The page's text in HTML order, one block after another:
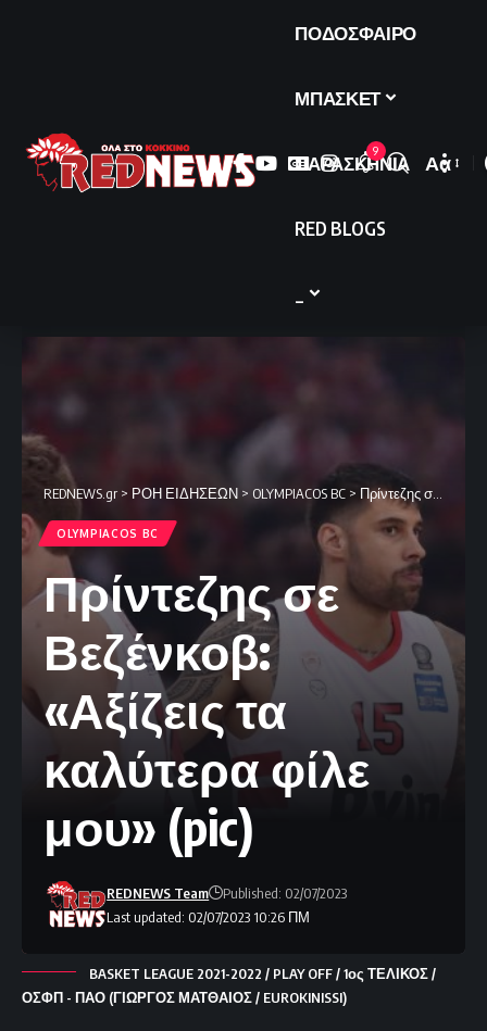
ΠΟΔΟΣΦΑΙΡΟ
ΜΠΑΣΚΕΤ
ΠΑΡΑΣΚΗΝΙΑ
RED BLOGS
9
Font
Αα
REDNEWS.gr > ΡΟΗ ΕΙΔΗΣΕΩΝ > OLYMPIACOS BC > Πρίντεζης σε Βεζένκοβ: «Αξίζεις τα καλύτερα φίλε μου» (pic)
OLYMPIACOS BC
Πρίντεζης σε
Βεζένκοβ:
«Αξίζεις τα
καλύτερα φίλε
μου» (pic)
Last updated: 02/07/2023 10:26 ΠΜ
REDNEWS Team Published: 02/07/2023
BASKET LEAGUE 2021-2022 / PLAY OFF / 1ος ΤΕΛΙΚΟΣ /
ΟΣΦΠ - ΠΑΟ (ΓΙΩΡΓΟΣ ΜΑΤΘΑΙΟΣ / EUROKINISSI)